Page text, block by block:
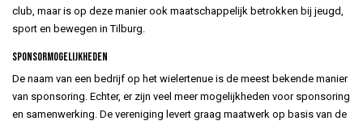
club, maar is op deze manier ook maatschappelijk betrokken bij jeugd,
sport en bewegen in Tilburg.
Sponsormogelijkheden
De naam van een bedrijf op het wielertenue is de meest bekende manier
van sponsoring. Echter, er zijn veel meer mogelijkheden voor sponsoring
en samenwerking. De vereniging levert graag maatwerk op basis van de